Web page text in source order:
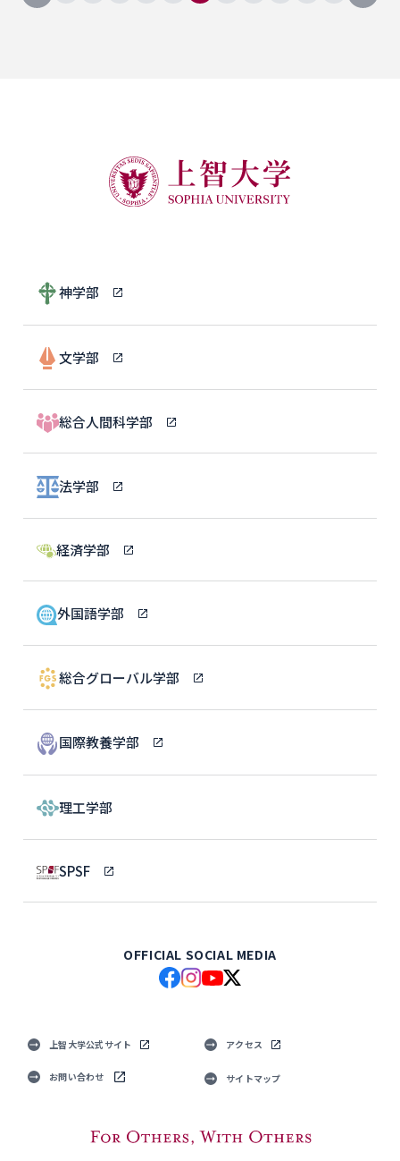
神学部
文学部
総合人間科学部
法学部
経済学部
外国語学部
総合グローバル学部
国際教養学部
理工学部
SPSF
OFFICIAL SOCIAL MEDIA
上智大学公式サイト アクセス
お問い合わせ サイトマップ